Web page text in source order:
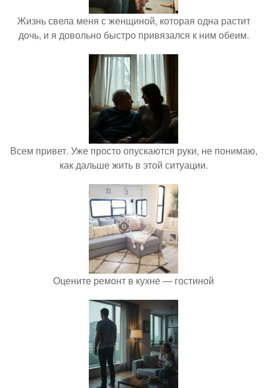
Жизнь свела меня с женщиной, которая одна растит
дочь, и я довольно быстро привязался к ним обеим.
Всем привет. Уже просто опускаются руки, не понимаю,
как дальше жить в этой ситуации.
Оцените ремонт в кухне — гостиной